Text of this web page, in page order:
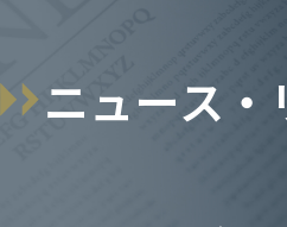
ニュース ・